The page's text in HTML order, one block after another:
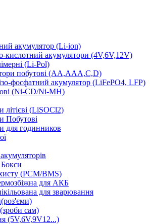
акумулятор (Li-ion)
кислотний акумулятори (4V,6V,12V)
(Li-Pol)
побутові (AA,AAA,C,D)
фосфатний акумулятор (LiFePO4, LFP)
(Ni-CD/Ni-MH)
літієві (LiSOCl2)
Побутові
для годинников
(PCM/BMS)
для АКБ
для зварювання
сам)
(5V,6V,9V12...)